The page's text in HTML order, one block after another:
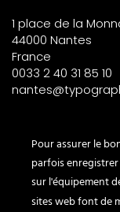
1 place de la
44000 Nantes
France
0033 2 40 31 85 10
PARIS – France
Corner
le Bon Marché
Pour assurer le
parfois
sur l'équipement
sites web font de